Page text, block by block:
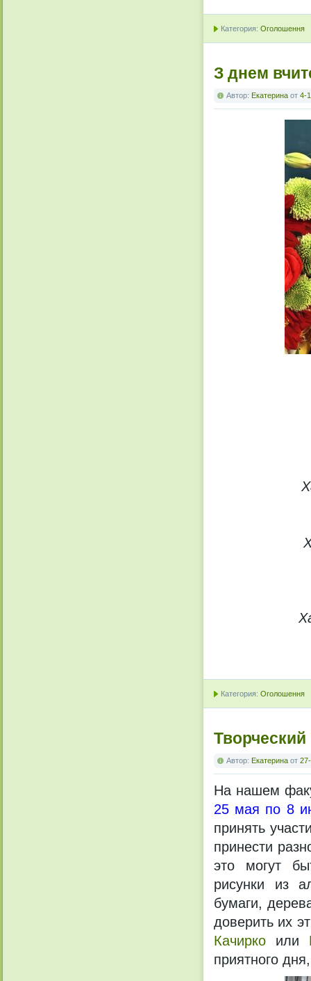
Категория: Оголошення
З днем
Автор: Екатерина от 4-
Категория: Оголошення
Творческий
Автор: Екатерина от
На нашем
25 мая по 8
принять
принести
это могут
рисунки из
бумаги,
доверить их
Качирко или
приятного